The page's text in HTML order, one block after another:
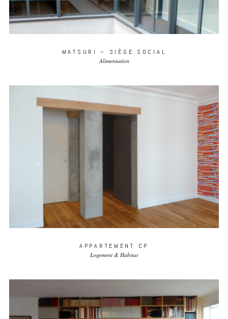
MATSURI – SIÈGE SOCIAL
Alimentation
APPARTEMENT CP
Logement & Habitat